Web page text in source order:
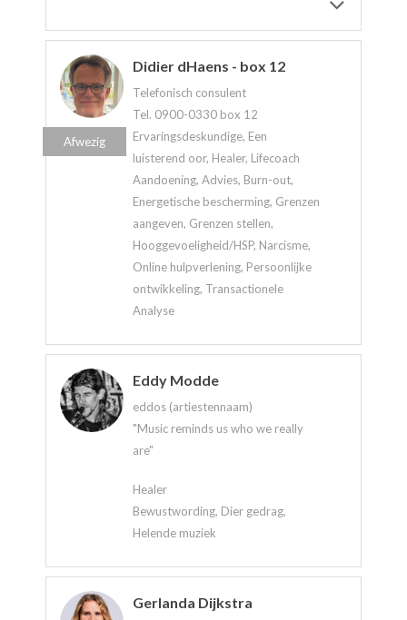
Didier dHaens - box 12
Telefonisch consulent
Tel. 0900-0330 box 12
Ervaringsdeskundige, Een
luisterend oor, Healer, Lifecoach
Aandoening, Advies, Burn-out,
Energetische bescherming, Grenzen
aangeven, Grenzen stellen,
Hooggevoeligheid/HSP, Narcisme,
Online hulpverlening, Persoonlijke
ontwikkeling, Transactionele
Analyse
Afwezig
Eddy Modde
eddos (artiestennaam)
"Music reminds us who we really
are"
Healer
Bewustwording, Dier gedrag,
Helende muziek
Gerlanda Dijkstra